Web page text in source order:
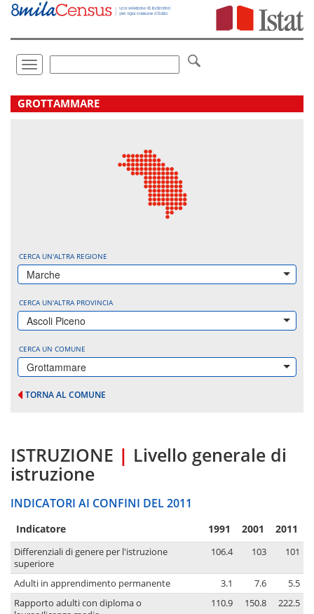
Vai
direttamente
Toggle
navigation
.
GROTTAMMARE
CERCA UN'ALTRA REGIONE
Marche
CERCA UN'ALTRA PROVINCIA
Ascoli Piceno
CERCA UN COMUNE
Grottammare
TORNA AL COMUNE
ISTRUZIONE | Livello generale di
istruzione
INDICATORI AI CONFINI DEL 2011
Indicatore 1991 2001 2011
Differenziali di genere per l'istruzione
superiore
106.4 103 101
Adulti in apprendimento permanente 3.1 7.6
5.5
Rapporto adulti con diploma o
110.9 150.8 222.5